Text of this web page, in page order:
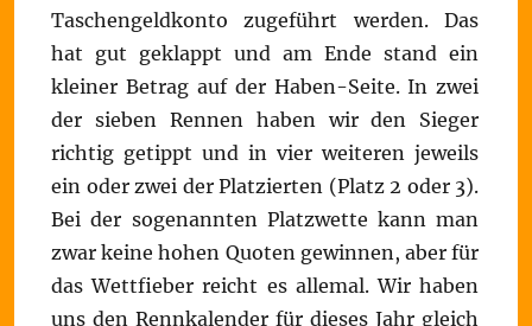
Taschengeldkonto zugeführt werden. Das
hat gut geklappt und am Ende stand ein
kleiner Betrag auf der Haben-Seite. In zwei
der sieben Rennen haben wir den Sieger
richtig getippt und in vier weiteren jeweils
ein oder zwei der Platzierten (Platz 2 oder 3).
Bei der sogenannten Platzwette kann man
zwar keine hohen Quoten gewinnen, aber für
das Wettfieber reicht es allemal. Wir haben
uns den Rennkalender für dieses Jahr gleich